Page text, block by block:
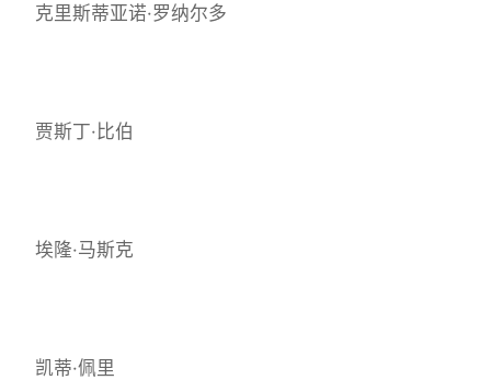
克里斯蒂亚诺·罗纳尔多
贾斯丁·比伯
埃隆·马斯克
凯蒂·佩里